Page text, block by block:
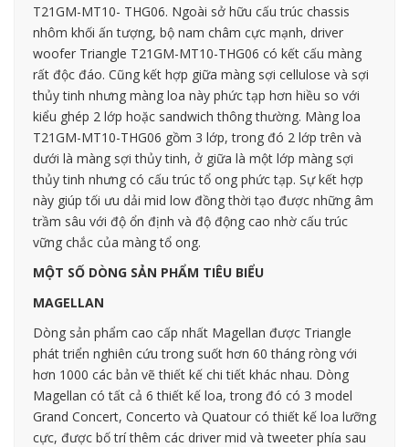
T21GM-MT10- THG06. Ngoài sở hữu cấu trúc chassis
nhôm khối ấn tượng, bộ nam châm cực mạnh, driver
woofer Triangle T21GM-MT10-THG06 có kết cấu màng
rất độc đáo. Cũng kết hợp giữa màng sợi cellulose và sợi
thủy tinh nhưng màng loa này phức tạp hơn hiều so với
kiểu ghép 2 lớp hoặc sandwich thông thường. Màng loa
T21GM-MT10-THG06 gồm 3 lớp, trong đó 2 lớp trên và
dưới là màng sợi thủy tinh, ở giữa là một lớp màng sợi
thủy tinh nhưng có cấu trúc tổ ong phức tạp. Sự kết hợp
này giúp tối ưu dải mid low đồng thời tạo được những âm
trầm sâu với độ ổn định và độ động cao nhờ cấu trúc
vững chắc của màng tổ ong.
MỘT SỐ DÒNG SẢN PHẨM TIÊU BIỂU
MAGELLAN
Dòng sản phẩm cao cấp nhất Magellan được Triangle
phát triển nghiên cứu trong suốt hơn 60 tháng ròng với
hơn 1000 các bản vẽ thiết kế chi tiết khác nhau. Dòng
Magellan có tất cả 6 thiết kế loa, trong đó có 3 model
Grand Concert, Concerto và Quatour có thiết kế loa lưỡng
cực, được bố trí thêm các driver mid và tweeter phía sau